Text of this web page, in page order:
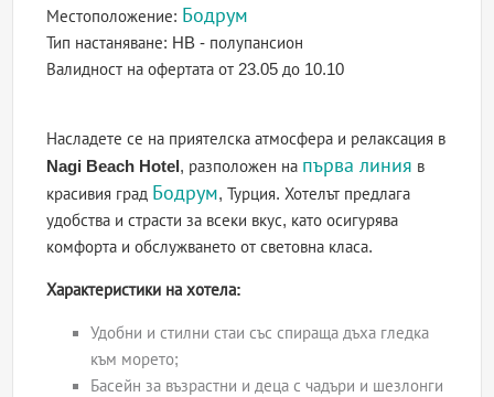
Местоположение: Бодрум
Тип настаняване: HB - полупансион
Валидност на офертатаот 23.05 до 10.10
Насладете се на приятелска атмосфера и релаксация в
Nagi Beach Hotel, разположен на първа линия в
красивия град Бодрум, Турция. Хотелът предлага
удобства и страсти за всеки вкус, като осигурява
комфорта и обслужването от световна класа.
Характеристики на хотела:
Удобни и стилни стаи със спираща дъха гледка
към морето;
Басейн за възрастни и деца с чадъри и шезлонги